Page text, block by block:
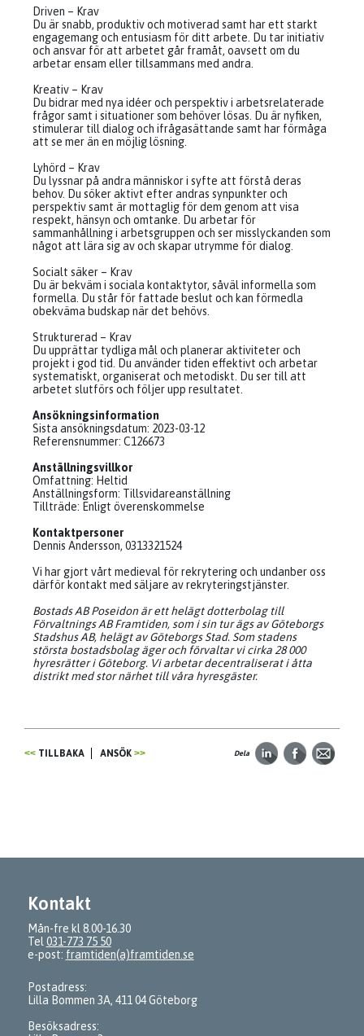
Driven – Krav
Du är snabb, produktiv och motiverad samt har ett starkt
engagemang och entusiasm för ditt arbete. Du tar initiativ
och ansvar för att arbetet går framåt, oavsett om du
arbetar ensam eller tillsammans med andra.
Kreativ – Krav
Du bidrar med nya idéer och perspektiv i arbetsrelaterade
frågor samt i situationer som behöver lösas. Du är nyfiken,
stimulerar till dialog och ifrågasättande samt har förmåga
att se mer än en möjlig lösning.
Lyhörd – Krav
Du lyssnar på andra människor i syfte att förstå deras
behov. Du söker aktivt efter andras synpunkter och
perspektiv samt är mottaglig för dem genom att visa
respekt, hänsyn och omtanke. Du arbetar för
sammanhållning i arbetsgruppen och ser misslyckanden som
något att lära sig av och skapar utrymme för dialog.
Socialt säker – Krav
Du är bekväm i sociala kontaktytor, såväl informella som
formella. Du står för fattade beslut och kan förmedla
obekväma budskap när det behövs.
Strukturerad – Krav
Du upprättar tydliga mål och planerar aktiviteter och
projekt i god tid. Du använder tiden effektivt och arbetar
systematiskt, organiserat och metodiskt. Du ser till att
arbetet slutförs och följer upp resultatet.
Ansökningsinformation
Sista ansökningsdatum: 2023-03-12
Referensnummer: C126673
Anställningsvillkor
Omfattning: Heltid
Anställningsform: Tillsvidareanställning
Tillträde: Enligt överenskommelse
Kontaktpersoner
Dennis Andersson, 0313321524
Vi har gjort vårt medieval för rekrytering och undanber oss
därför kontakt med säljare av rekryteringstjänster.
Bostads AB Poseidon är ett helägt dotterbolag till
Förvaltnings AB Framtiden, som i sin tur ägs av Göteborgs
Stadshus AB, helägt av Göteborgs Stad. Som stadens
största bostadsbolag äger och förvaltar vi cirka 28 000
hyresrätter i Göteborg. Vi arbetar decentraliserat i åtta
distrikt med stor närhet till våra hyresgäster.
TILLBAKA ANSÖK Dela
Kontakt
Mån-fre kl 8.00-16.30
Tel 031-773 75 50
e-post: framtiden(a)framtiden.se
Postadress:
Lilla Bommen 3A, 411 04 Göteborg
Besöksadress: